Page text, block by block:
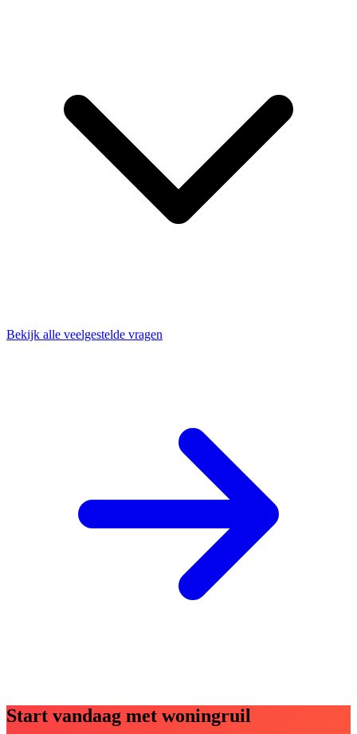
Bekijk alle veelgestelde vragen
Start vandaag met woningruil